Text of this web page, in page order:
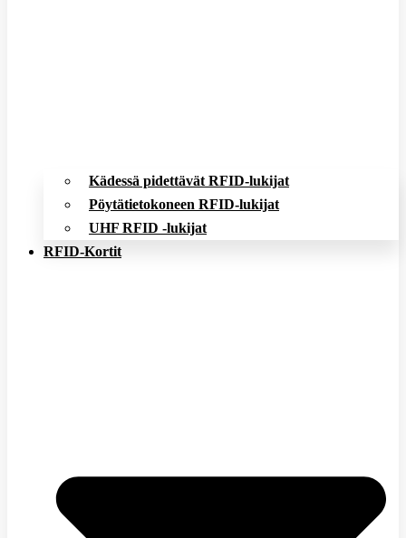
Kädessä pidettävät RFID-lukijat
Pöytätietokoneen RFID-lukijat
UHF RFID -lukijat
RFID-Kortit